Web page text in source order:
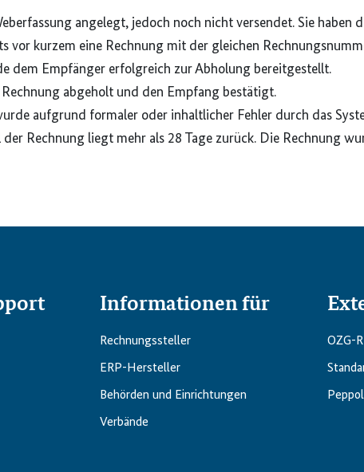
angelegt, jedoch noch nicht versendet. Sie
vor kurzem eine Rechnung mit der gleichen
dem Empfänger erfolgreich zur Abholung bereitgestellt.
abgeholt und den Empfang bestätigt.
aufgrund formaler oder inhaltlicher Fehler durch das
Rechnung liegt mehr als 28 Tage zurück. Die Rechnung
Informationen für
Rechnungs­steller
ERP-Hersteller
Behörden und Einrichtungen
Verbände
OZG-
Peppol